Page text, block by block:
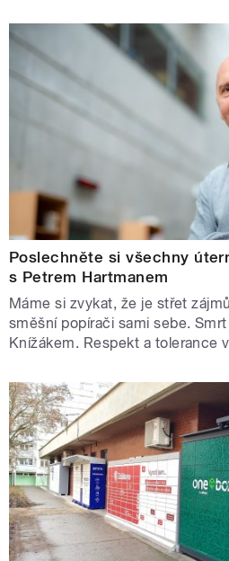
Poslechněte si všechny
s Petrem Hartmanem
Máme si zvykat, že je střet
směšní popírači sami sebe.
Knížákem. Respekt a tolerance